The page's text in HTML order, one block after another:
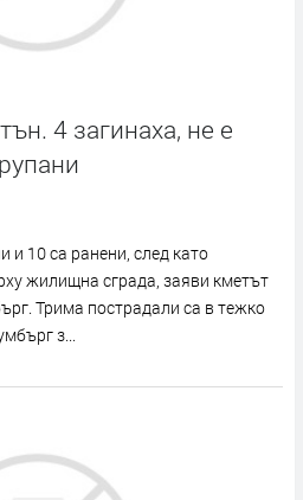
4 загинаха, не е
и 10 са ранени, след като
жилищна сграда, заяви кметът
Трима пострадали са в тежко
з...